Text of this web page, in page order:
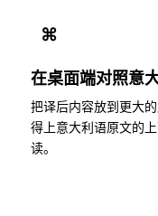
⌘
在桌面端对照意
把译后内容放到更大
得上意大利语原文的
读。